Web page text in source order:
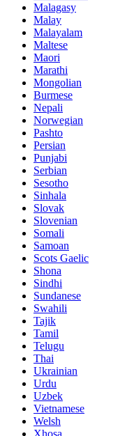
Malagasy
Malay
Malayalam
Maltese
Maori
Marathi
Mongolian
Burmese
Nepali
Norwegian
Pashto
Persian
Punjabi
Serbian
Sesotho
Sinhala
Slovak
Slovenian
Somali
Samoan
Scots Gaelic
Shona
Sindhi
Sundanese
Swahili
Tajik
Tamil
Telugu
Thai
Ukrainian
Urdu
Uzbek
Vietnamese
Welsh